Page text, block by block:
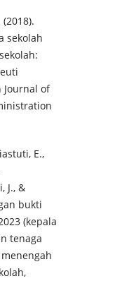
sekolah
Journal of
E.,
J., &
bukti
(kepala
tenaga